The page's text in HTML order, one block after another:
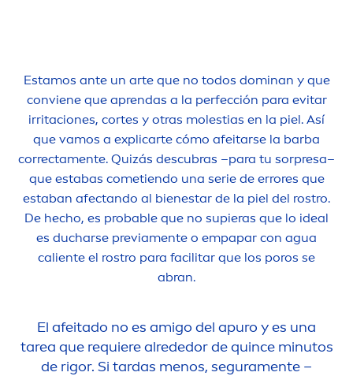
Estamos ante un arte que no todos dominan y que
conviene que aprendas a la perfección para evitar
irritaciones, cortes y otras molestias en la piel. Así
que vamos a explicarte cómo afeitarse la barba
correctamente. Quizás descubras –para tu sorpresa–
que estabas cometiendo una serie de errores que
estaban afectando al bienestar de la piel del rostro.
De hecho, es probable que no supieras que lo ideal
es ducharse previamente o empapar con agua
caliente el rostro para facilitar que los poros se
abran.
El afeitado no es amigo del apuro y es una
tarea que requiere alrededor de quince minutos
de rigor. Si tardas menos, seguramente –